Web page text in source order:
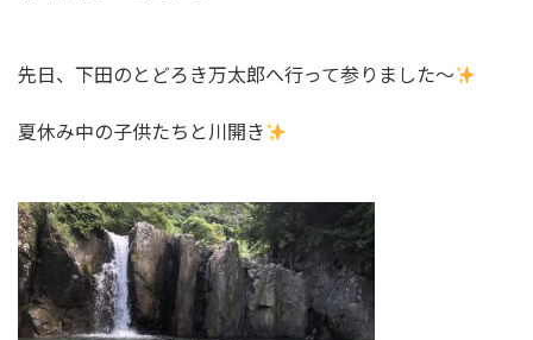
先日、下田のとどろき万太郎へ行って参りました～
夏休み中の子供たちと川開き